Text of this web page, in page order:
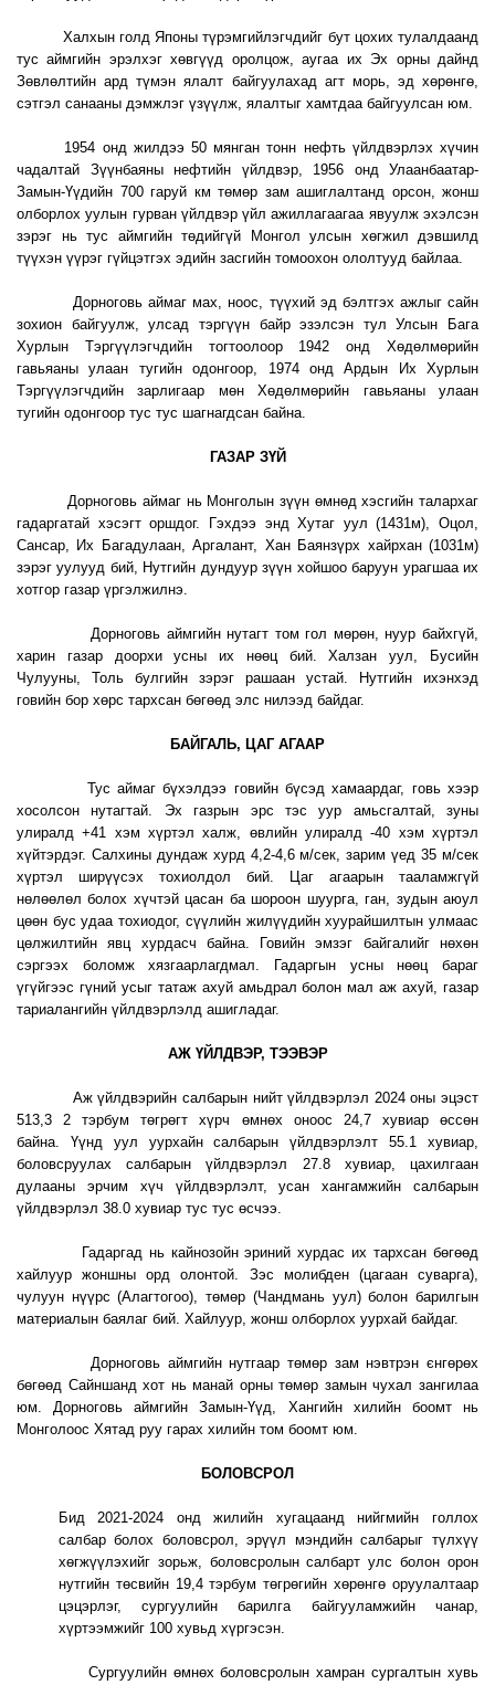
Халхын голд Японы түрэмгийлэгчдийг бут цохих тулалдаанд
тус аймгийн эрэлхэг хөвгүүд оролцож, аугаа их Эх орны дайнд
Зөвлөлтийн ард түмэн ялалт байгуулахад агт морь, эд хөрөнгө,
сэтгэл санааны дэмжлэг үзүүлж, ялалтыг хамтдаа байгуулсан юм.
1954 онд жилдээ 50 мянган тонн нефть үйлдвэрлэх хүчин
чадалтай Зүүнбаяны нефтийн үйлдвэр, 1956 онд Улаанбаатар-
Замын-Үүдийн 700 гаруй км төмөр зам ашиглалтанд орсон, жонш
олборлох уулын гурван үйлдвэр үйл ажиллагаагаа явуулж эхэлсэн
зэрэг нь тус аймгийн төдийгүй Монгол улсын хөгжил дэвшилд
түүхэн үүрэг гүйцэтгэх эдийн засгийн томоохон ололтууд байлаа.
Дорноговь аймаг мах, ноос, түүхий эд бэлтгэх ажлыг сайн
зохион байгуулж, улсад тэргүүн байр эзэлсэн тул Улсын Бага
Хурлын Тэргүүлэгчдийн тогтоолоор 1942 онд Хөдөлмөрийн
гавьяаны улаан тугийн одонгоор, 1974 онд Ардын Их Хурлын
Тэргүүлэгчдийн зарлигаар мөн Хөдөлмөрийн гавьяаны улаан
тугийн одонгоор тус тус шагнагдсан байна.
ГАЗАР ЗҮЙ
Дорноговь аймаг нь Монголын зүүн өмнөд хэсгийн талархаг
гадаргатай хэсэгт оршдог. Гэхдээ энд Хутаг уул (1431м), Оцол,
Сансар, Их Багадулаан, Аргалант, Хан Баянзүрх хайрхан (1031м)
зэрэг уулууд бий, Нутгийн дундуур зүүн хойшоо баруун урагшаа их
хотгор газар үргэлжилнэ.
Дорноговь аймгийн нутагт том гол мөрөн, нуур байхгүй,
харин газар доорхи усны их нөөц бий. Халзан уул, Бусийн
Чулууны, Толь булгийн зэрэг рашаан устай. Нутгийн ихэнхэд
говийн бор хөрс тархсан бөгөөд элс нилээд байдаг.
БАЙГАЛЬ, ЦАГ АГААР
Тус аймаг бүхэлдээ говийн бүсэд хамаардаг, говь хээр
хосолсон нутагтай. Эх газрын эрс тэс уур амьсгалтай, зуны
улиралд +41 хэм хүртэл халж, өвлийн улиралд -40 хэм хүртэл
хүйтэрдэг. Салхины дундаж хурд 4,2-4,6 м/сек, зарим үед 35 м/сек
хүртэл ширүүсэх тохиолдол бий. Цаг агаарын тааламжгүй
нөлөөлөл болох хүчтэй цасан ба шороон шуурга, ган, зудын аюул
цөөн бус удаа тохиодог, сүүлийн жилүүдийн хуурайшилтын улмаас
цөлжилтийн явц хурдасч байна. Говийн эмзэг байгалийг нөхөн
сэргээх боломж хязгаарлагдмал. Гадаргын усны нөөц бараг
үгүйгээс гүний усыг татаж ахуй амьдрал болон мал аж ахуй, газар
тариалангийн үйлдвэрлэлд ашигладаг.
АЖ ҮЙЛДВЭР, ТЭЭВЭР
Аж үйлдвэрийн салбарын нийт үйлдвэрлэл 2024 оны эцэст
513,3 2 тэрбум төгрөгт хүрч өмнөх оноос 24,7 хувиар өссөн
байна. Үүнд уул уурхайн салбарын үйлдвэрлэлт 55.1 хувиар,
боловсруулах салбарын үйлдвэрлэл 27.8 хувиар, цахилгаан
дулааны эрчим хүч үйлдвэрлэлт, усан хангамжийн салбарын
үйлдвэрлэл 38.0 хувиар тус тус өсчээ.
Гадаргад нь кайнозойн эриний хурдас их тархсан бөгөөд
хайлуур жоншны орд олонтой. Зэс молибден (цагаан суварга),
чулуун нүүрс (Алагтогоо), төмөр (Чандмань уул) болон барилгын
материалын баялаг бий. Хайлуур, жонш олборлох уурхай байдаг.
Дорноговь аймгийн нутгаар төмөр зам нэвтрэн єнгөрөх
бөгөөд Сайншанд хот нь манай орны төмөр замын чухал зангилаа
юм. Дорноговь аймгийн Замын-Үүд, Хангийн хилийн боомт нь
Монголоос Хятад руу гарах хилийн том боомт юм.
БОЛОВСРОЛ
Бид 2021-2024 онд жилийн хугацаанд нийгмийн голлох
салбар болох боловсрол, эрүүл мэндийн салбарыг түлхүү
хөгжүүлэхийг зорьж, боловсролын салбарт улс болон орон
нутгийн төсвийн 19,4 тэрбум төгрөгийн хөрөнгө оруулалтаар
цэцэрлэг, сургуулийн барилга байгууламжийн чанар,
хүртээмжийг 100 хувьд хүргэсэн.
Сургуулийн өмнөх боловсролын хамран сургалтын хувь